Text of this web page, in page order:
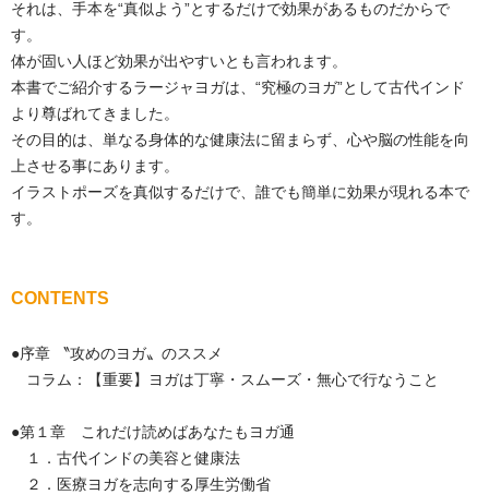
それは、手本を“真似よう”とするだけで効果があるものだからで
す。
体が固い人ほど効果が出やすいとも言われます。
本書でご紹介するラージャヨガは、“究極のヨガ”として古代インド
より尊ばれてきました。
その目的は、単なる身体的な健康法に留まらず、心や脳の性能を向
上させる事にあります。
イラストポーズを真似するだけで、誰でも簡単に効果が現れる本で
す。
CONTENTS
●序章 〝攻めのヨガ〟のススメ
コラム：【重要】ヨガは丁寧・スムーズ・無心で行なうこと
●第１章 これだけ読めばあなたもヨガ通
１．古代インドの美容と健康法
２．医療ヨガを志向する厚生労働省